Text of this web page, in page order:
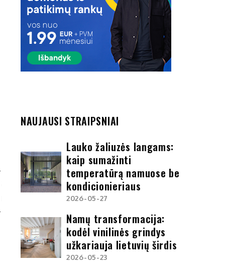
NAUJAUSI STRAIPSNIAI
Lauko žaliuzės langams:
kaip sumažinti
temperatūrą namuose be
kondicionieriaus
2026-05-27
Namų transformacija:
kodėl vinilinės grindys
užkariauja lietuvių širdis
2026-05-23